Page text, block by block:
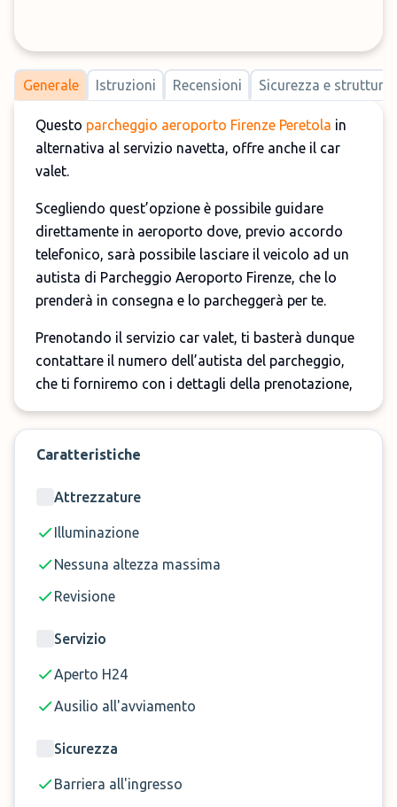
Generale Istruzioni Recensioni Sicurezza e strutture
Questo parcheggio aeroporto Firenze Peretola in
alternativa al servizio navetta, offre anche il car
valet.
Scegliendo quest’opzione è possibile guidare
direttamente in aeroporto dove, previo accordo
telefonico, sarà possibile lasciare il veicolo ad un
autista di Parcheggio Aeroporto Firenze, che lo
prenderà in consegna e lo parcheggerà per te.
Prenotando il servizio car valet, ti basterà dunque
contattare il numero dell’autista del parcheggio,
che ti forniremo con i dettagli della prenotazione,
dunque consegnare e ritirare il veicolo
direttamente in aeroporto.
Prenota ora ilParcheggio Aeroporto Firenze
Caratteristiche
Attrezzature
Illuminazione
Nessuna altezza massima
Revisione
Servizio
Aperto H24
Ausilio all'avviamento
Sicurezza
Barriera all'ingresso